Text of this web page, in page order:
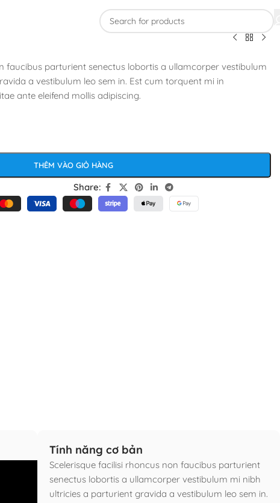
faucibus parturient senectus lobortis a ullamcorper vestibulum
a vestibulum leo sem in. Est cum torquent mi in
ante eleifend mollis adipiscing.
THÊM VÀO GIỎ HÀNG
Share:
Tính năng cơ bản
Scelerisque facilisi rhoncus non faucibus parturient
senectus lobortis a ullamcorper vestibulum mi nibh
ultricies a parturient gravida a vestibulum leo sem in.